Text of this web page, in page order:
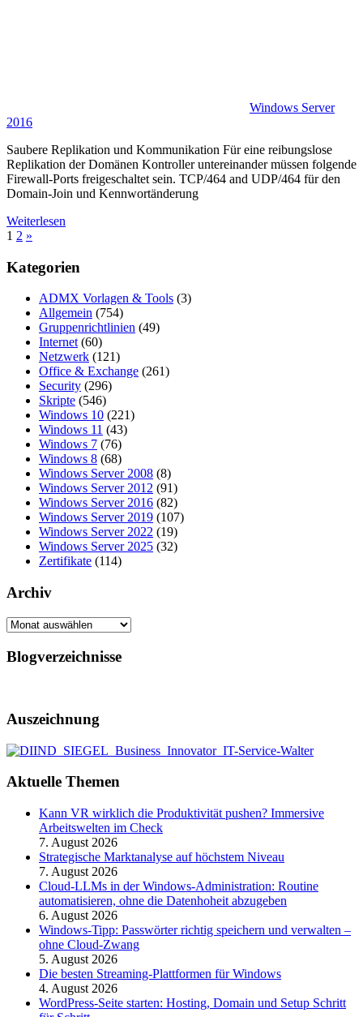
Windows Server
2016
Saubere Replikation und Kommunikation Für eine reibungslose
Replikation der Domänen Kontroller untereinander müssen folgende
Firewall-Ports freigeschaltet sein. TCP/464 and UDP/464 für den
Domain-Join und Kennwortänderung
Weiterlesen
Seitennummerierung
der
Beiträge
1 2 Nächste
»
Kategorien
ADMX Vorlagen & Tools (3)
Allgemein (754)
Gruppenrichtlinien (49)
Internet (60)
Netzwerk (121)
Office & Exchange (261)
Security (296)
Skripte (546)
Windows 10 (221)
Windows 11 (43)
Windows 7 (76)
Windows 8 (68)
Windows Server 2008 (8)
Windows Server 2012 (91)
Windows Server 2016 (82)
Windows Server 2019 (107)
Windows Server 2022 (19)
Windows Server 2025 (32)
Zertifikate (114)
Archiv
Archiv
Blogverzeichnisse
Auszeichnung
Aktuelle Themen
Kann VR wirklich die Produktivität pushen? Immersive
Arbeitswelten im Check
7. August 2026
Strategische Marktanalyse auf höchstem Niveau
7. August 2026
Cloud-LLMs in der Windows-Administration: Routine
automatisieren, ohne die Datenhoheit abzugeben
6. August 2026
Windows-Tipp: Passwörter richtig speichern und verwalten –
ohne Cloud-Zwang
5. August 2026
Die besten Streaming-Plattformen für Windows
4. August 2026
WordPress-Seite starten: Hosting, Domain und Setup Schritt